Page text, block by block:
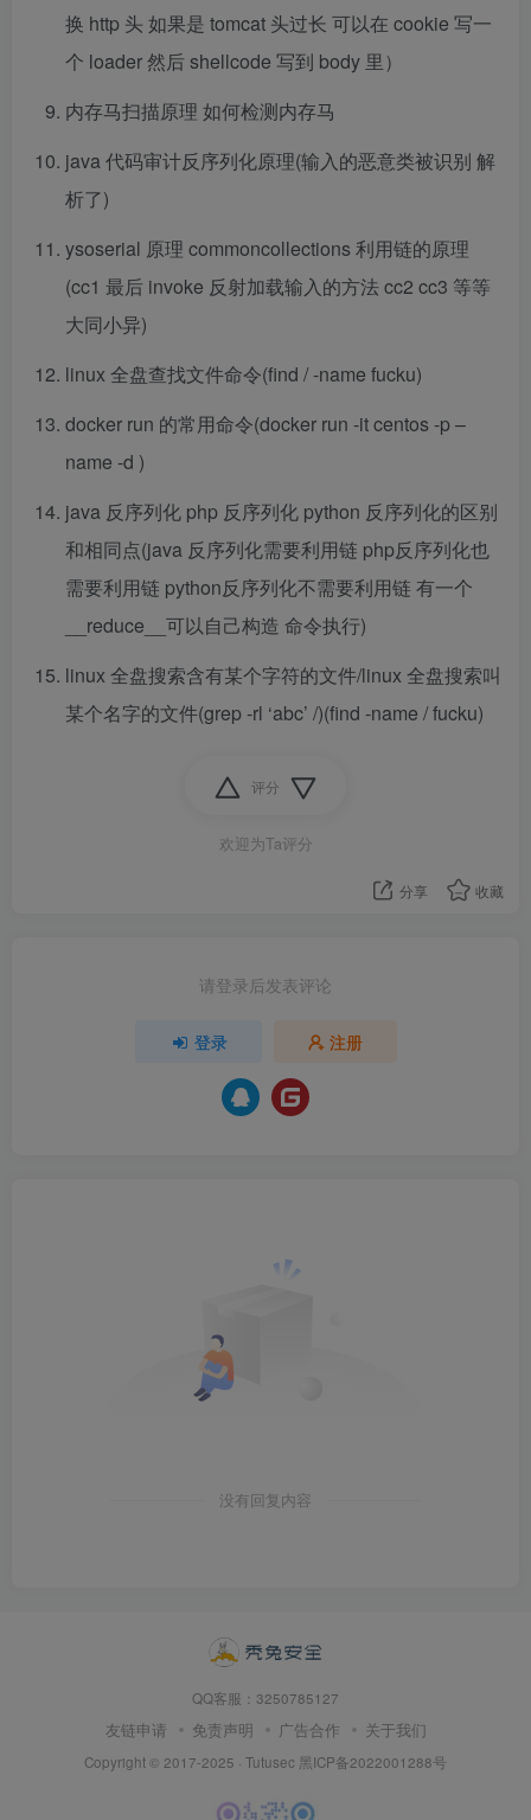
换 http 头 如果是 tomcat 头过长 可以在 cookie 写一
个 loader 然后 shellcode 写到 body 里）
内存马扫描原理 如何检测内存马
java 代码审计反序列化原理(输入的恶意类被识别 解
析了)
ysoserial 原理 commoncollections 利用链的原理
(cc1 最后 invoke 反射加载输入的方法 cc2 cc3 等等
大同小异)
linux 全盘查找文件命令(find / -name fucku)
docker run 的常用命令(docker run -it centos -p –
name -d )
java 反序列化 php 反序列化 python 反序列化的区别
和相同点(java 反序列化需要利用链 php反序列化也
需要利用链 python反序列化不需要利用链 有一个
__reduce__可以自己构造 命令执行)
linux 全盘搜索含有某个字符的文件/linux 全盘搜索叫
某个名字的文件(grep -rl ‘abc’ /)(find -name / fucku)
评分
欢迎为Ta评分
分享 收藏
请登录后发表评论
登录 注册
没有回复内容
QQ客服：3250785127
友链申请 免责声明 广告合作 关于我们
Copyright © 2017-2025 · Tutusec 黑ICP备2022001288号